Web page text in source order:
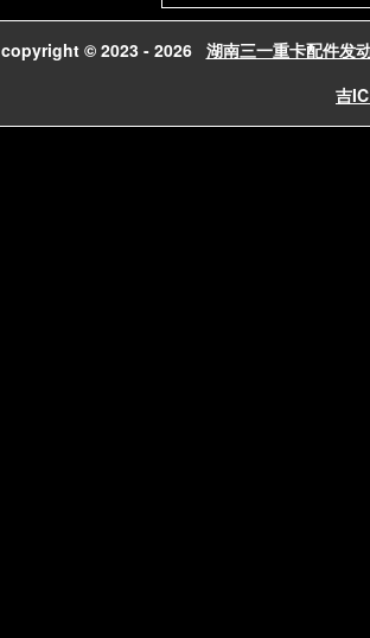
copyright © 2023 - 2026 湖南三一重卡配件发
吉